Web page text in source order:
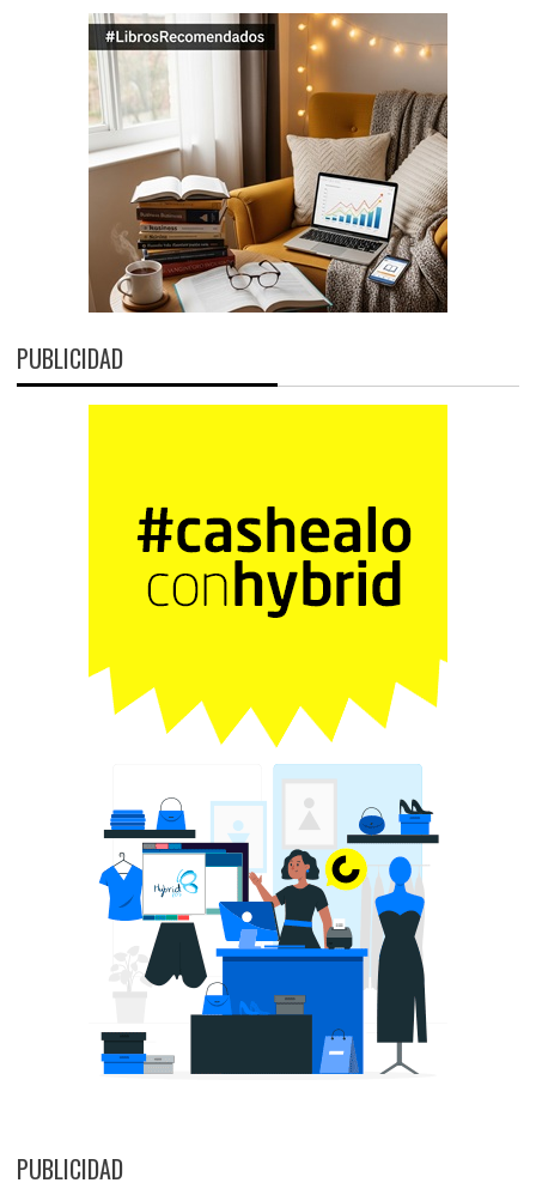
PUBLICIDAD
PUBLICIDAD